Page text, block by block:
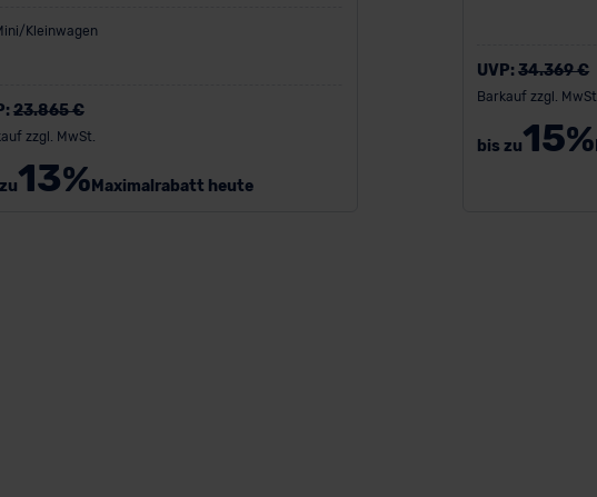
Kleinwagen
23.865 €
zzgl. MwSt.
13% Maximalrabatt heute
UVP:34.369 €
Barkauf zzgl. MwSt.
bis zu15%